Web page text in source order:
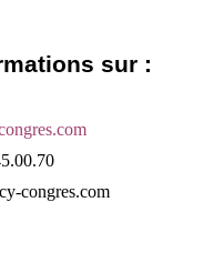
sur :
congres.com